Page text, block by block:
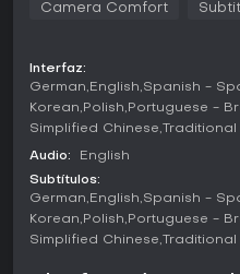
Camera Comfort
Interfaz:
German English Spanish -
Korean Polish Portuguese -
Simplified Chinese
Audio:
English
Subtítulos:
German English Spanish -
Korean Polish Portuguese -
Simplified Chinese